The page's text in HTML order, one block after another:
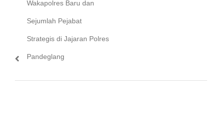
Wakapolres Baru dan
Sejumlah Pejabat
Strategis di Jajaran Polres
Pandeglang